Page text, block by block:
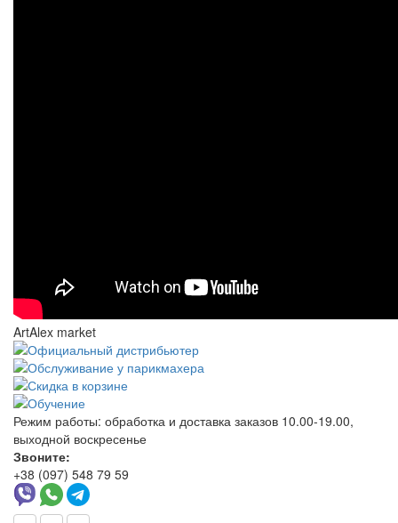
ArtAlex market
Режим работы: обработка и доставка заказов 10.00-19.00,
выходной воскресенье
Звоните:
+38 (097) 548 79 59